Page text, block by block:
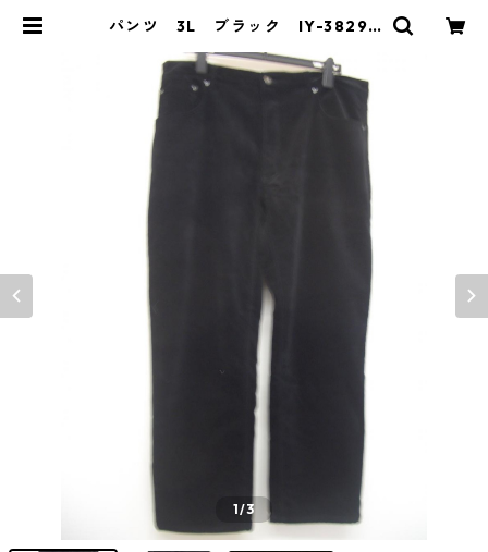
パンツ 3L ブラック IY-3829 |
1/3